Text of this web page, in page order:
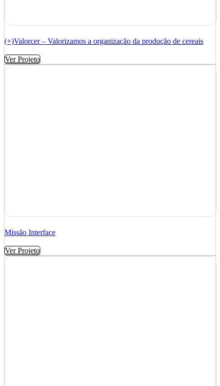
(+)Valorcer – Valorizamos a organização da produção de cereais
Ver Projeto
Missão Interface
Ver Projeto